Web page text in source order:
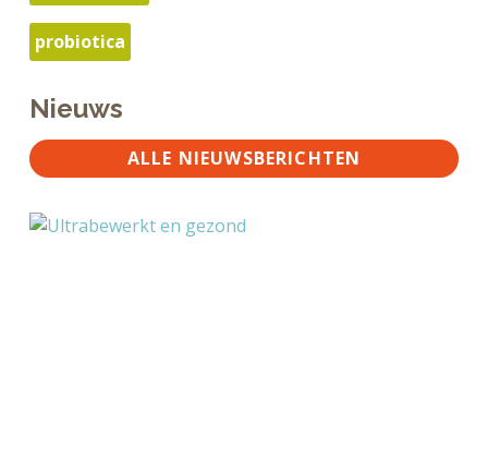
probiotica
Nieuws
ALLE NIEUWSBERICHTEN